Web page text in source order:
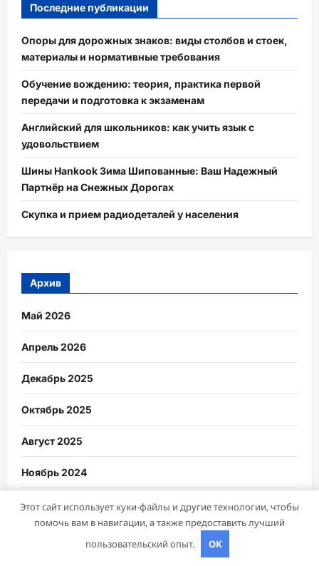
Последние публикации
Опоры для дорожных знаков: виды столбов и стоек,
материалы и нормативные требования
Обучение вождению: теория, практика первой
передачи и подготовка к экзаменам
Английский для школьников: как учить язык с
удовольствием
Шины Hankook Зима Шипованные: Ваш Надежный
Партнёр на Снежных Дорогах
Скупка и прием радиодеталей у населения
Архив
Май 2026
Апрель 2026
Декабрь 2025
Октябрь 2025
Август 2025
Ноябрь 2024
Октябрь 2024
Этот сайт использует куки-файлы и другие технологии, чтобы
помочь вам в навигации, а также предоставить лучший
пользовательский опыт.
OK